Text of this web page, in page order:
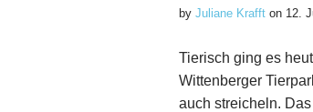
by Juliane Krafft on 12.
Tierisch ging es
Wittenberger
auch streicheln.